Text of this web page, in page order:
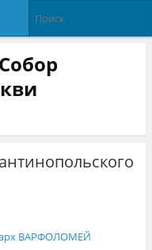
ВАРФОЛОМЕЙ